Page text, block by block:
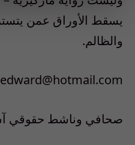
يسقط الأوراق عمن
والظالم.
صحافي وناشط حقوقي